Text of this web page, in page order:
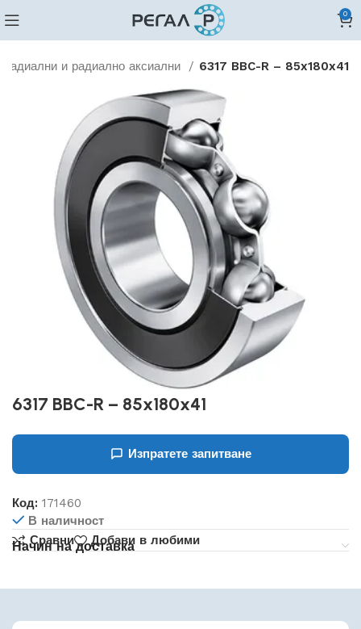
0
Радиални и радиално аксиални 6317 BBC-R – 85x180x41
6317 BBC-R – 85x180x41
Изпратете запитване
Код:171460
В наличност
Сравни
Добави в любими
Начин на доставка